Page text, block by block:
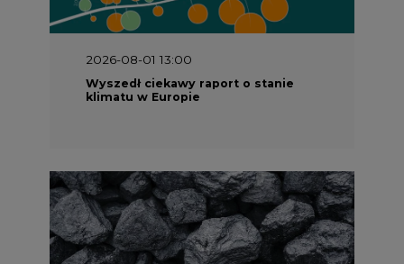
2026-08-01 13:00
Wyszedł ciekawy raport o stanie
klimatu w Europie